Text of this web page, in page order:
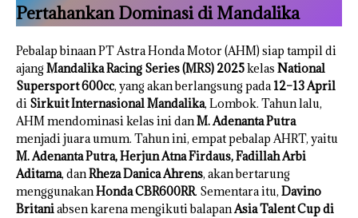
Pertahankan Dominasi di Mandalika
Pebalap binaan PT Astra Honda Motor (AHM) siap tampil di
ajangMandalika Racing Series (MRS) 2025kelas National
Supersport 600cc, yang akan berlangsung pada12–13 April
di Sirkuit Internasional Mandalika, Lombok. Tahun lalu,
AHM mendominasi kelas ini danM. Adenanta Putra
menjadi juara umum. Tahun ini, empat pebalap AHRT, yaitu
M. Adenanta Putra, Herjun Atna Firdaus, Fadillah Arbi
Aditama, danRheza Danica Ahrens, akan bertarung
menggunakanHonda CBR600RR. Sementara itu, Davino
Britaniabsen karena mengikuti balapanAsia Talent Cup di